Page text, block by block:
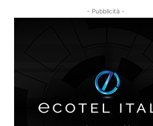
- Pubblicità -